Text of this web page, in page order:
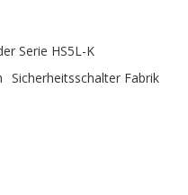
Serie HS5L-K
Sicherheitsschalter Fabrik